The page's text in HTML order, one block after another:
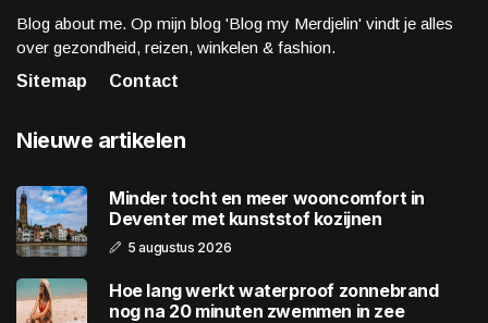
Blog about me. Op mijn blog 'Blog my Merdjelin' vindt je alles
over gezondheid, reizen, winkelen & fashion.
Sitemap
Contact
Nieuwe artikelen
Minder tocht en meer wooncomfort in
Deventer met kunststof kozijnen
5 augustus 2026
Hoe lang werkt waterproof zonnebrand
nog na 20 minuten zwemmen in zee